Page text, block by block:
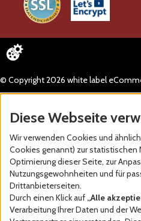
© Copyright 2026 white label
Diese Webseite
Wir verwenden Cookies und
Cookies genannt) zur statistischen
Optimierung dieser Seite, zur
Nutzungsgewohnheiten und für
Drittanbieterseiten.
Durch einen Klick auf „Alle
Verarbeitung Ihrer Daten und der